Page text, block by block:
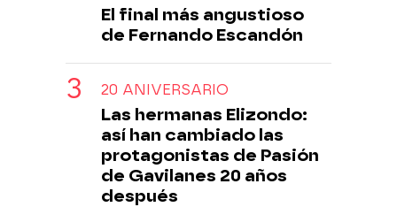
El final más angustioso
de Fernando Escandón
20 ANIVERSARIO
Las hermanas Elizondo:
así han cambiado las
protagonistas de Pasión
de Gavilanes 20 años
después